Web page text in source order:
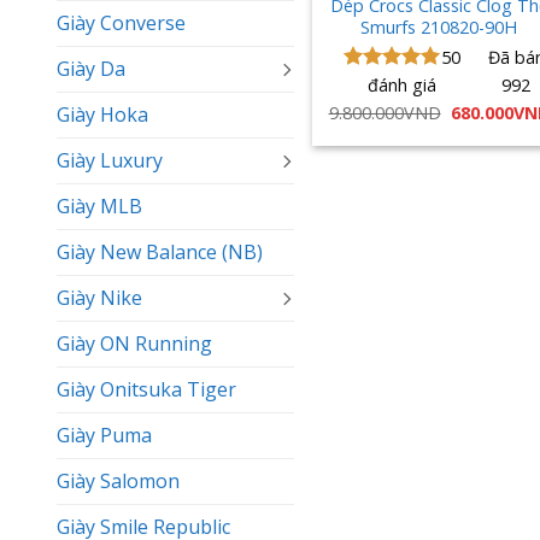
Giày Converse
Giày Da
Giày Hoka
Giày Luxury
Giày MLB
Giày New Balance (NB)
Giày Nike
Giày ON Running
Giày Onitsuka Tiger
Giày Puma
Giày Salomon
Giày Smile Republic
Dép Crocs Classic Clog
Smurfs 210820-90H
Được xếp
hạng5.00
5 sao
50
đánh giá
Đã
992
9.800.000VND Giá
là:
680.000